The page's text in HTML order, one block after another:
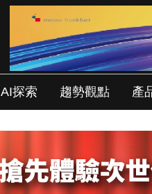
AI探索 趨勢觀點 產